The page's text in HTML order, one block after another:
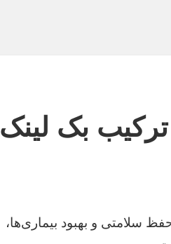
بک لینک
سلامتی و بهبود بیماری‌ها،